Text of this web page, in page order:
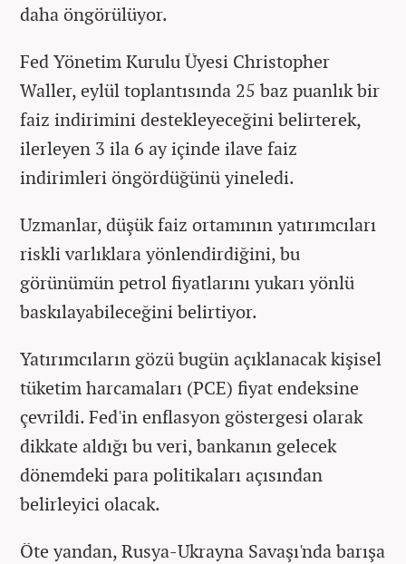
daha öngörülüyor.
Fed Yönetim Kurulu Üyesi Christopher
Waller, eylül toplantısında 25 baz puanlık bir
faiz indirimini destekleyeceğini belirterek,
ilerleyen 3 ila 6 ay içinde ilave faiz
indirimleri öngördüğünü yineledi.
Uzmanlar, düşük faiz ortamının yatırımcıları
riskli varlıklara yönlendirdiğini, bu
görünümün petrol fiyatlarını yukarı yönlü
baskılayabileceğini belirtiyor.
Yatırımcıların gözü bugün açıklanacak kişisel
tüketim harcamaları (PCE) fiyat endeksine
çevrildi. Fed'in enflasyon göstergesi olarak
dikkate aldığı bu veri, bankanın gelecek
dönemdeki para politikaları açısından
belirleyici olacak.
Öte yandan, Rusya-Ukrayna Savaşı'nda barışa